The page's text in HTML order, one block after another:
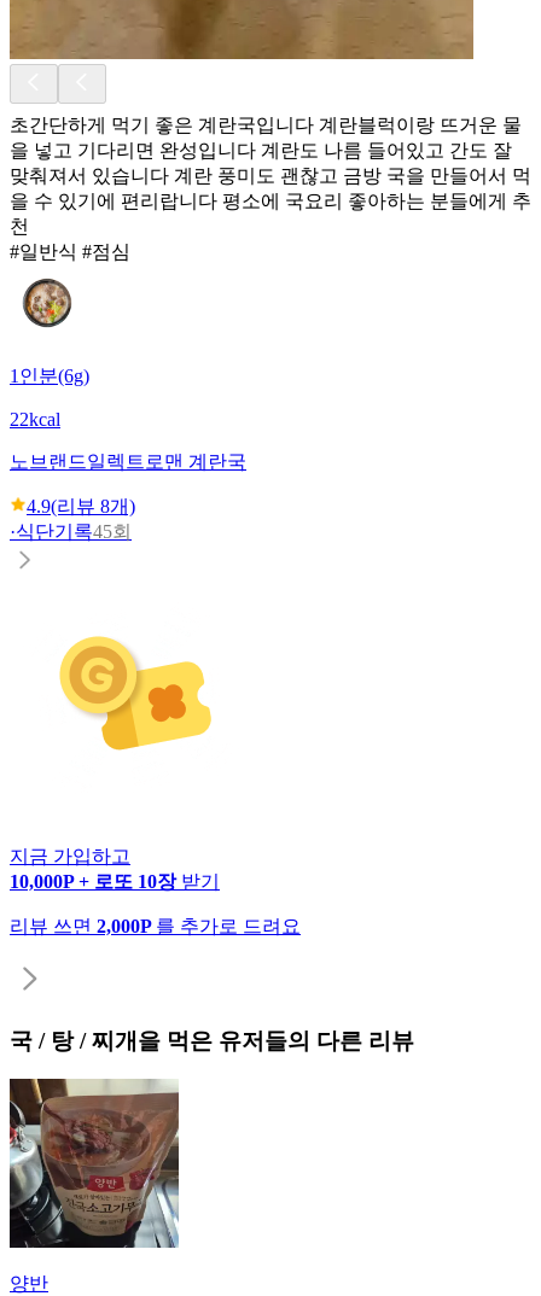
초간단하게 먹기 좋은 계란국입니다 계란블럭이랑 뜨거운 물
을 넣고 기다리면 완성입니다 계란도 나름 들어있고 간도 잘
맞춰져서 있습니다 계란 풍미도 괜찮고 금방 국을 만들어서 먹
을 수 있기에 편리랍니다 평소에 국요리 좋아하는 분들에게 추
천
#일반식 #점심
1인분(6g)
22kcal
노브랜드일렉트로맨 계란국
4.9(리뷰 8개)
·식단기록45회
지금 가입하고
10,000P + 로또 10장 받기
리뷰 쓰면 2,000P 를 추가로 드려요
국 / 탕 / 찌개 을 먹은 유저들의 다른 리뷰
양반